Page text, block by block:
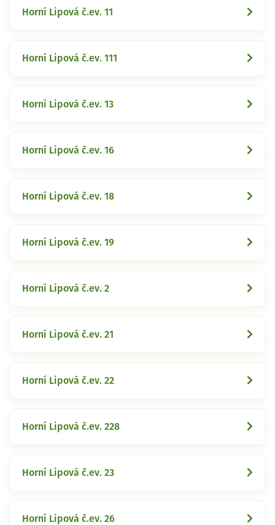
Horní Lipová č.ev. 11
Horní Lipová č.ev. 111
Horní Lipová č.ev. 13
Horní Lipová č.ev. 16
Horní Lipová č.ev. 18
Horní Lipová č.ev. 19
Horní Lipová č.ev. 2
Horní Lipová č.ev. 21
Horní Lipová č.ev. 22
Horní Lipová č.ev. 228
Horní Lipová č.ev. 23
Horní Lipová č.ev. 26